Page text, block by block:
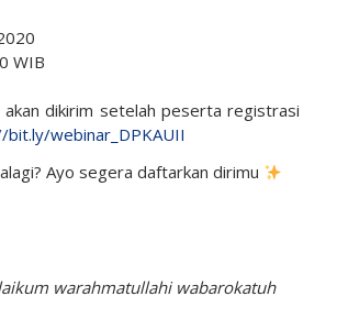
WIB
akan dikirim setelah peserta registrasi
webinar_DPKAUII
Ayo segera daftarkan dirimu
warahmatullahi wabarokatuh